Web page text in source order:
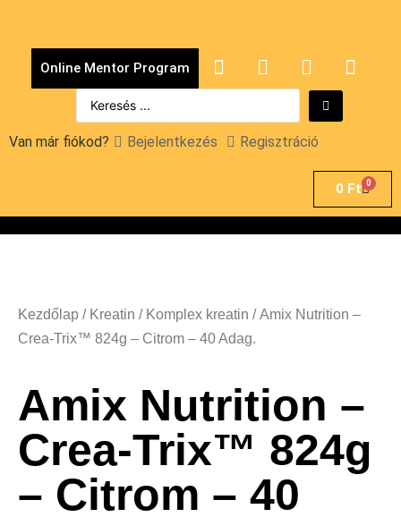
Online Mentor Program
Van már fiókod? Bejelentkezés Regisztráció
0 Ft 0
Kezdőlap / Kreatin / Komplex kreatin / Amix Nutrition –
Crea-Trix™ 824g – Citrom – 40 Adag.
Amix Nutrition –
Crea-Trix™ 824g
– Citrom – 40